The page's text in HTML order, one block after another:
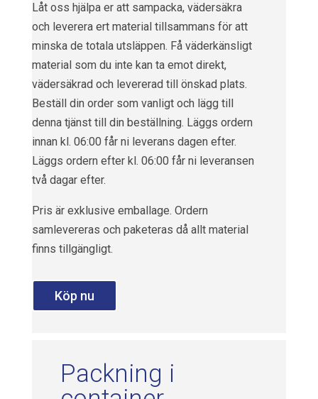
Låt oss hjälpa er att sampacka, vädersäkra
och leverera ert material tillsammans för att
minska de totala utsläppen. Få väderkänsligt
material som du inte kan ta emot direkt,
vädersäkrad och levererad till önskad plats.
Beställ din order som vanligt och lägg till
denna tjänst till din beställning. Läggs ordern
innan kl. 06:00 får ni leverans dagen efter.
Läggs ordern efter kl. 06:00 får ni leveransen
två dagar efter.
Pris är exklusive emballage. Ordern
samlevereras och paketeras då allt material
finns tillgängligt.
Köp nu
Packning i